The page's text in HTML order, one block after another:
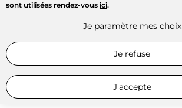
sont utilisées rendez-vous ici.
Je paramètre mes choix
Je refuse
J'accepte